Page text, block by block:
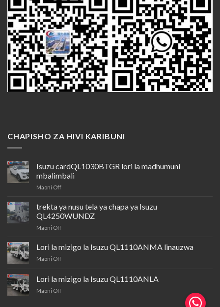
CHAPISHO ZA HIVI KARIBUNI
Isuzu cardQL1030BTGR lori la madhumuni
mbalimbali
Maoni Offkwenye
cardQL1030BTGR
lori
la
madhumuni
trekta ya nusu tela ya chapa ya Isuzu
QL4250WUNDZ
Maoni Offkwenye
ya
nusu-
chapa
Lori la mizigo la Isuzu QL1110ANMA linauzwa
Maoni Offkwenye
mizigo
la
Lori la mizigo la Isuzu QL1110ANLA
Maoni Offkwenye